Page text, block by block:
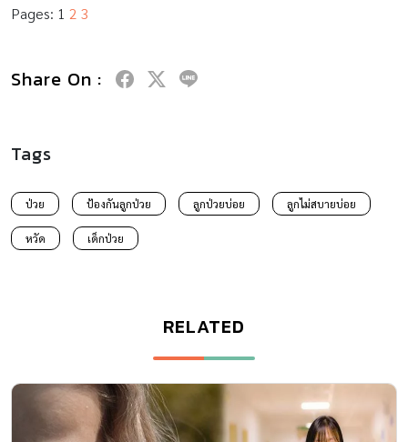
Pages: 1 2 3
Share On :
Tags
ป่วย ป้องกันลูกป่วย ลูกป่วยบ่อย ลูกไม่สบายบ่อย
หวัด เด็กป่วย
RELATED